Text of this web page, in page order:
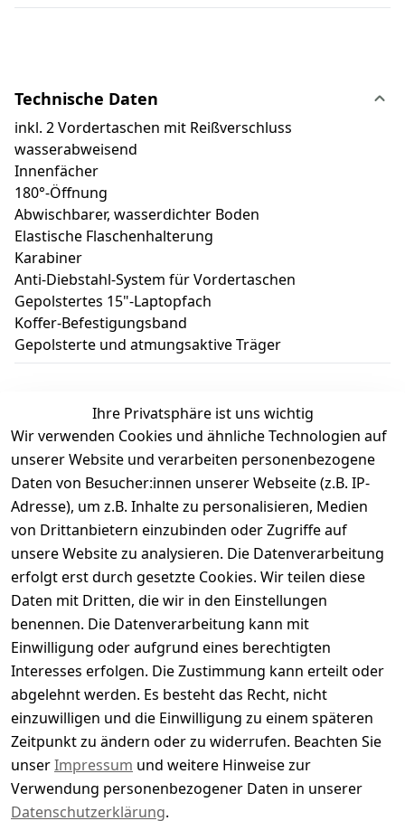
Technische Daten
inkl. 2 Vordertaschen mit Reißverschluss
wasserabweisend
Innenfächer
180°-Öffnung
Abwischbarer, wasserdichter Boden
Elastische Flaschenhalterung
Karabiner
Anti-Diebstahl-System für Vordertaschen
Gepolstertes 15"-Laptopfach
Koffer-Befestigungsband
Gepolsterte und atmungsaktive Träger
Kundenbewertungen
Durchschnittliche Bewertung
0
Basierend auf 0 Bewertung(en)
Bewertung abgeben
5
( 0 )
4
( 0 )
3
( 0 )
2
( 0 )
1
( 0 )
Es hat noch niemand eine Bewertung für diesen
Artikel abgegeben
Ihre Privatsphäre ist uns wichtig
Wir verwenden Cookies und ähnliche Technologien auf
unserer Website und verarbeiten personenbezogene
Daten von Besucher:innen unserer Webseite (z.B. IP-
Adresse), um z.B. Inhalte zu personalisieren, Medien
von Drittanbietern einzubinden oder Zugriffe auf
unsere Website zu analysieren. Die Datenverarbeitung
erfolgt erst durch gesetzte Cookies. Wir teilen diese
Daten mit Dritten, die wir in den Einstellungen
benennen. Die Datenverarbeitung kann mit
Einwilligung oder aufgrund eines berechtigten
Interesses erfolgen. Die Zustimmung kann erteilt oder
abgelehnt werden. Es besteht das Recht, nicht
einzuwilligen und die Einwilligung zu einem späteren
Zeitpunkt zu ändern oder zu widerrufen. Beachten Sie
unserImpressum und weitere Hinweise zur
Verwendung personenbezogener Daten in unserer
Datenschutzerklärung.